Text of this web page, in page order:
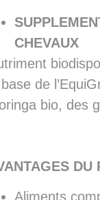
CHEVAUX
base de
bio, des
DU
Aliments